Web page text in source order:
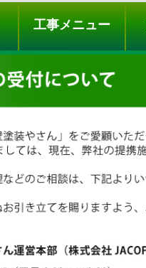
料金プラン
工事メニュー